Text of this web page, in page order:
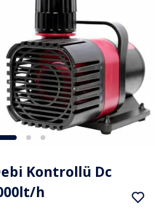
Kontrollü Dc
h